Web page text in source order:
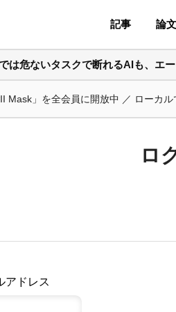
記事 論文
は危ないタスクで断れるAIも、エ
Mask」を全会員に開放中 ／ ローカ
ロ
アドレス